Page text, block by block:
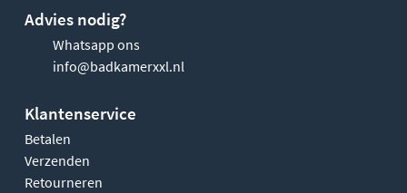
Advies nodig?
Whatsapp ons
info@badkamerxxl.nl
Klantenservice
Betalen
Verzenden
Retourneren